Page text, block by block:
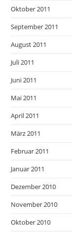
Oktober 2011
September 2011
August 2011
Juli 2011
Juni 2011
Mai 2011
April 2011
März 2011
Februar 2011
Januar 2011
Dezember 2010
November 2010
Oktober 2010